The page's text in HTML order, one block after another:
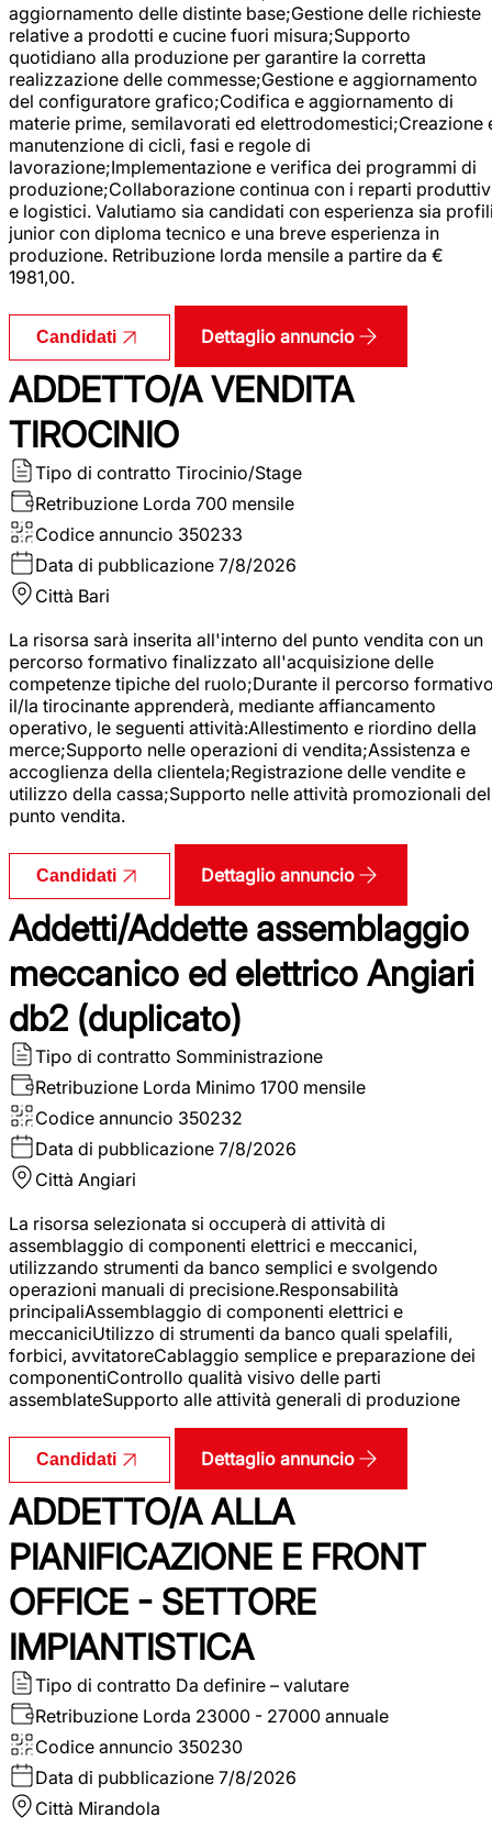
aggiornamento delle distinte base;Gestione delle richieste
relative a prodotti e cucine fuori misura;Supporto
quotidiano alla produzione per garantire la corretta
realizzazione delle commesse;Gestione e aggiornamento
del configuratore grafico;Codifica e aggiornamento di
materie prime, semilavorati ed elettrodomestici;Creazione
manutenzione di cicli, fasi e regole di
lavorazione;Implementazione e verifica dei programmi di
produzione;Collaborazione continua con i reparti
e logistici. Valutiamo sia candidati con esperienza sia
junior con diploma tecnico e una breve esperienza in
produzione. Retribuzione lorda mensile a partire da €
1981,00.
Candidati Dettaglio annuncio
ADDETTO/A VENDITA
TIROCINIO
Tipo di contratto Tirocinio/Stage
Retribuzione Lorda 700 mensile
Codice annuncio 350233
Data di pubblicazione 7/8/2026
Città Bari
La risorsa sarà inserita all'interno del punto vendita con un
percorso formativo finalizzato all'acquisizione delle
competenze tipiche del ruolo;Durante il percorso
il/la tirocinante apprenderà, mediante affiancamento
operativo, le seguenti attività:Allestimento e riordino della
merce;Supporto nelle operazioni di vendita;Assistenza e
accoglienza della clientela;Registrazione delle vendite e
utilizzo della cassa;Supporto nelle attività promozionali del
punto vendita.
Candidati Dettaglio annuncio
Addetti/Addette assemblaggio
meccanico ed elettrico Angiari
db2 (duplicato)
Tipo di contratto Somministrazione
Retribuzione Lorda Minimo 1700 mensile
Codice annuncio 350232
Data di pubblicazione 7/8/2026
Città Angiari
La risorsa selezionata si occuperà di attività di
assemblaggio di componenti elettrici e meccanici,
utilizzando strumenti da banco semplici e svolgendo
operazioni manuali di precisione.Responsabilità
principaliAssemblaggio di componenti elettrici e
meccaniciUtilizzo di strumenti da banco quali spelafili,
forbici, avvitatoreCablaggio semplice e preparazione dei
componentiControllo qualità visivo delle parti
assemblateSupporto alle attività generali di produzione
Candidati Dettaglio annuncio
ADDETTO/A ALLA
PIANIFICAZIONE E FRONT
OFFICE - SETTORE
IMPIANTISTICA
Tipo di contratto Da definire – valutare
Retribuzione Lorda 23000 - 27000 annuale
Codice annuncio 350230
Data di pubblicazione 7/8/2026
Città Mirandola